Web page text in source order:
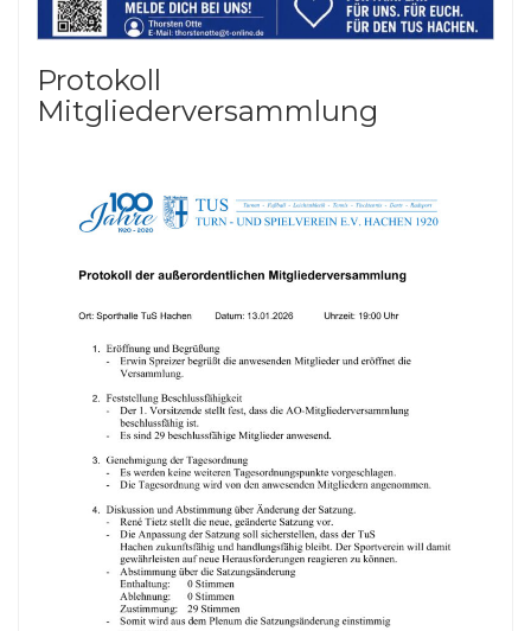
Protokoll
Mitgliederversammlung